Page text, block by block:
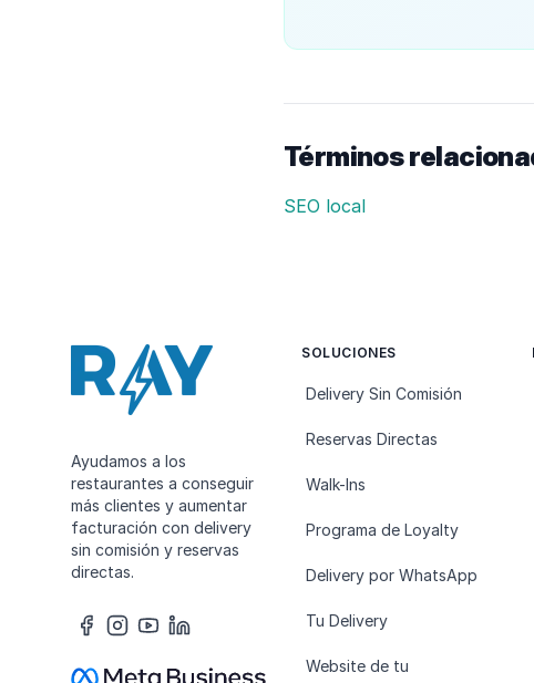
Términos
SEO local
Ayudamos a los
restaurantes a conseguir
más clientes y aumentar
facturación con delivery
sin comisión y reservas
directas.
SOLUCIONES
Delivery Sin Comisión
Reservas Directas
Walk-Ins
Programa de Loyalty
Delivery por WhatsApp
Tu Delivery
Website de tu